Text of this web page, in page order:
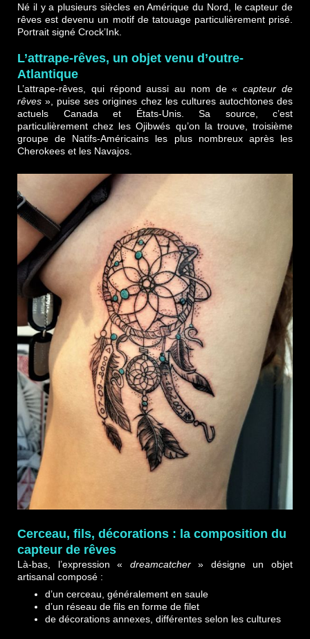
Né il y a plusieurs siècles en Amérique du Nord, le capteur de
rêves est devenu un motif de tatouage particulièrement prisé.
Portrait signé Crock’Ink.
L’attrape-rêves, un objet venu d’outre-
Atlantique
L’attrape-rêves, qui répond aussi au nom de «capteur de
rêves », puise ses origines chez les cultures autochtones des
actuels Canada et États-Unis. Sa source, c’est
particulièrement chez les Ojibwés qu’on la trouve, troisième
groupe de Natifs-Américains les plus nombreux après les
Cherokees et les Navajos.
Cerceau, fils, décorations : la composition du
capteur de rêves
Là-bas, l’expression « dreamcatcher» désigne un objet
artisanal composé :
d’un cerceau, généralement en saule
d’un réseau de fils en forme de filet
de décorations annexes, différentes selon les cultures